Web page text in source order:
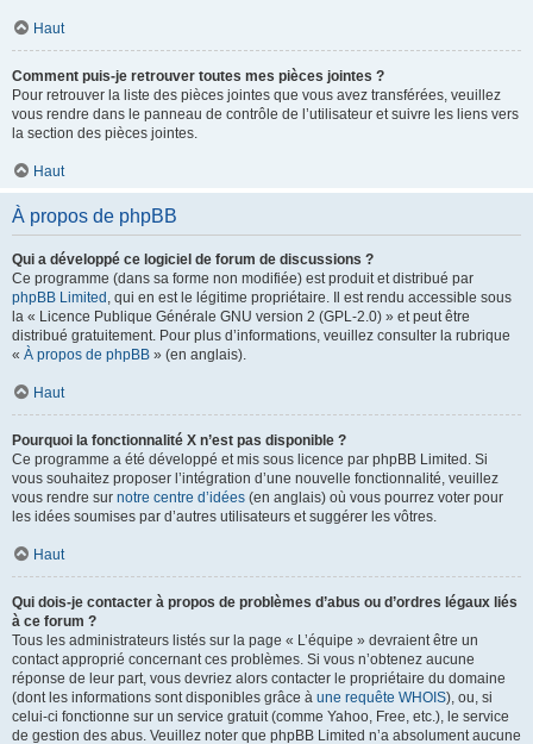
Haut
Comment puis-je retrouver toutes mes pièces jointes ?
Pour retrouver la liste des pièces jointes que vous avez transférées, veuillez
vous rendre dans le panneau de contrôle de l’utilisateur et suivre les liens vers
la section des pièces jointes.
Haut
À propos de phpBB
Qui a développé ce logiciel de forum de discussions ?
Ce programme (dans sa forme non modifiée) est produit et distribué par
phpBB Limited , qui en est le légitime propriétaire. Il est rendu accessible sous
la « Licence Publique Générale GNU version 2 (GPL-2.0) » et peut être
distribué gratuitement. Pour plus d’informations, veuillez consulter la rubrique
« À propos de phpBB » (en anglais).
Haut
Pourquoi la fonctionnalité X n’est pas disponible ?
Ce programme a été développé et mis sous licence par phpBB Limited. Si
vous souhaitez proposer l’intégration d’une nouvelle fonctionnalité, veuillez
vous rendre sur notre centre d’idées (en anglais) où vous pourrez voter pour
les idées soumises par d’autres utilisateurs et suggérer les vôtres.
Haut
Qui dois-je contacter à propos de problèmes d’abus ou d’ordres légaux liés
à ce forum ?
Tous les administrateurs listés sur la page « L’équipe » devraient être un
contact approprié concernant ces problèmes. Si vous n’obtenez aucune
réponse de leur part, vous devriez alors contacter le propriétaire du domaine
(dont les informations sont disponibles grâce à une requête WHOIS), ou, si
celui-ci fonctionne sur un service gratuit (comme Yahoo, Free, etc.), le service
de gestion des abus. Veuillez noter que phpBB Limited n’a absolument aucune